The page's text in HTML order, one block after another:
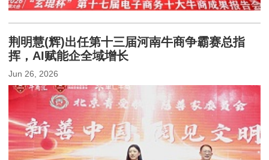
荆明慧(辉)出任第十三届河南牛商争霸赛总指
挥，AI赋能企全域增长
Jun 26, 2026